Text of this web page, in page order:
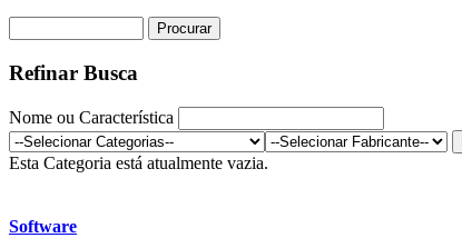
Refinar Busca
Nome ou Característica
Esta Categoria está atualmente vazia.
Software